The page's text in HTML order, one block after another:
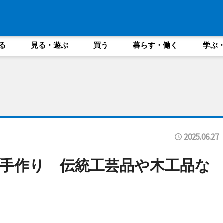
見る・遊ぶ 買う 暮らす・働く 学ぶ
2025.06.27
作り 伝統工芸品や木工品な